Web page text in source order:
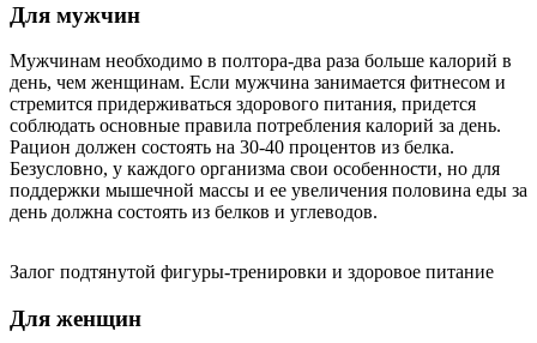
Для мужчин
Мужчинам необходимо в полтора-два раза больше калорий в
день, чем женщинам. Если мужчина занимается фитнесом и
стремится придерживаться здорового питания, придется
соблюдать основные правила потребления калорий за день.
Рацион должен состоять на 30-40 процентов из белка.
Безусловно, у каждого организма свои особенности, но для
поддержки мышечной массы и ее увеличения половина еды за
день должна состоять из белков и углеводов.
Залог подтянутой фигуры-тренировки и здоровое питание
Для женщин